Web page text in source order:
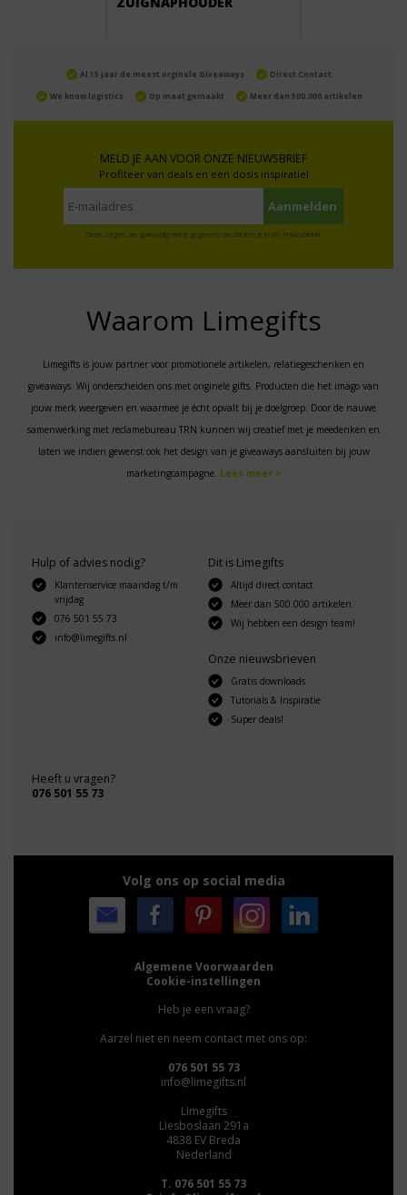
Al 15 jaar de meest orginele Giveaways Direct Contact
We know logistics Op maat gemaakt Meer dan 500.000 artikelen
MELD JE AAN VOOR ONZE NIEUWSBRIEF
Profiteer van deals en een dosis inspiratie!
Geen zorgen: we gaan veilig met je gegevens om. Dat lees je in ons Privacybeleid.
Waarom Limegifts
Limegifts is jouw partner voor promotionele artikelen, relatiegeschenken en
giveaways. Wij onderscheiden ons met originele gifts. Producten die het imago van
jouw merk weergeven en waarmee je écht opvalt bij je doelgroep. Door de nauwe
samenwerking met reclamebureau TRN kunnen wij creatief met je meedenken en
laten we indien gewenst ook het design van je giveaways aansluiten bij jouw
marketingcampagne. Lees meer >
Hulp of advies nodig?
Klantenservice maandag t/m
vrijdag
076 501 55 73
info@limegifts.nl
Dit is Limegifts
Altijd direct contact
Meer dan 500.000 artikelen
Wij hebben een design team!
Onze nieuwsbrieven
Gratis downloads
Tutorials & Inspiratie
Super deals!
Heeft u vragen?
076 501 55 73
Volg ons op social media
Algemene Voorwaarden
Cookie-instellingen
Heb je een vraag?
Aarzel niet en neem contact met ons op:
076 501 55 73
info@limegifts.nl
Limegifts
Liesboslaan 291a
4838 EV Breda
Nederland
T. 076 501 55 73